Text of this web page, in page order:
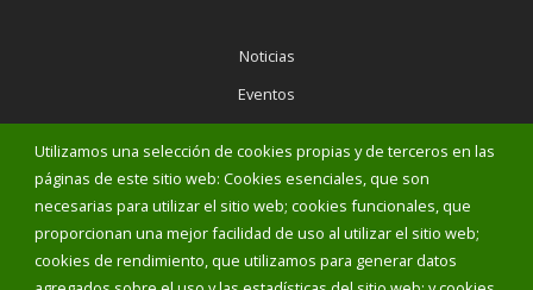
Utilizamos una selección de cookies propias y de terceros en las
páginas de este sitio web: Cookies esenciales, que son
necesarias para utilizar el sitio web; cookies funcionales, que
proporcionan una mejor facilidad de uso al utilizar el sitio web;
cookies de rendimiento, que utilizamos para generar datos
Noticias
Eventos
Teléfonos de interés
INICIAR SESIÓN